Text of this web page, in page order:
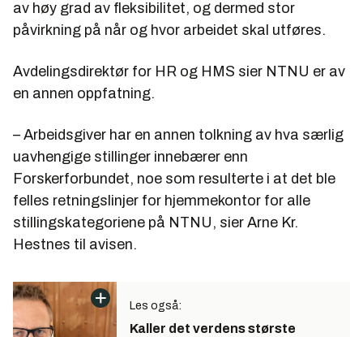
av høy grad av fleksibilitet, og dermed stor
påvirkning på når og hvor arbeidet skal utføres.
Avdelingsdirektør for HR og HMS sier NTNU er av
en annen oppfatning.
– Arbeidsgiver har en annen tolkning av hva særlig
uavhengige stillinger innebærer enn
Forskerforbundet, noe som resulterte i at det ble
felles retningslinjer for hjemmekontor for alle
stillingskategoriene på NTNU, sier Arne Kr.
Hestnes til avisen.
Les også:
Kaller det verdens største